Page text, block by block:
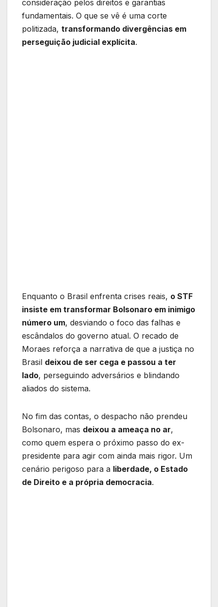
consideração pelos direitos e garantias
fundamentais. O que se vê é uma corte
politizada, transformando divergências em
perseguição judicial explícita.
Enquanto o Brasil enfrenta crises reais, o STF
insiste em transformar Bolsonaro em inimigo
número um, desviando o foco das falhas e
escândalos do governo atual. O recado de
Moraes reforça a narrativa de que a justiça no
Brasil deixou de ser cega e passou a ter
lado, perseguindo adversários e blindando
aliados do sistema.
No fim das contas, o despacho não prendeu
Bolsonaro, mas deixou a ameaça no ar,
como quem espera o próximo passo do ex-
presidente para agir com ainda mais rigor. Um
cenário perigoso para a liberdade, o Estado
de Direito e a própria democracia.